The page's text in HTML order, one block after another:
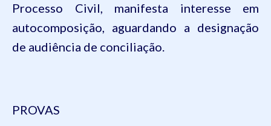
Processo Civil, manifesta interesse
em
autocomposição, aguardando a designação
de audiência de conciliação.
PROVAS